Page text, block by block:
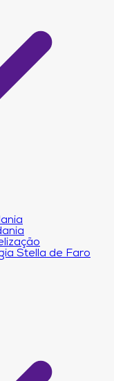
Stella de Faro